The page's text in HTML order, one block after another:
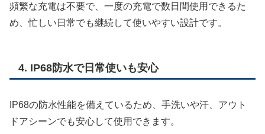
頻繁な充電は不要で、一度の充電で数日間使用できるた
め、忙しい日常でも継続して使いやすい設計です。
4. IP68防水で日常使いも安心
IP68の防水性能を備えているため、手洗いや汗、アウト
ドアシーンでも安心して使用できます。